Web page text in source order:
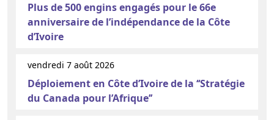
Plus de 500 engins engagés pour le 66e
anniversaire de l’indépendance de la Côte
d’Ivoire
vendredi 7 août 2026
Déploiement en Côte d’Ivoire de la ‘‘Stratégie
du Canada pour l’Afrique’’